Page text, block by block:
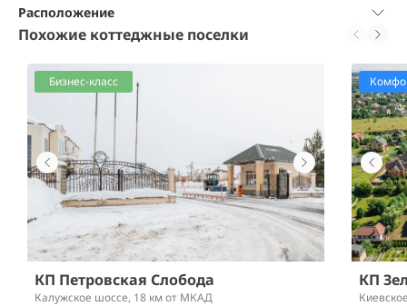
Расположение
Похожие коттеджные поселки
Бизнес-класс
КП Петровская Слобода
Калужское шоссе, 18 км от МКАД
КП